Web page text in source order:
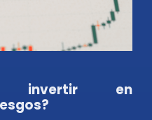
invertir en